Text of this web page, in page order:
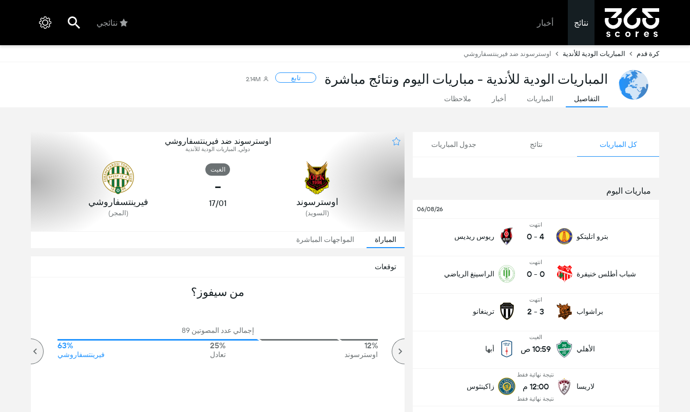
نتائج أخبار نتائجي
كرة قدم المباريات الودية للأندية اوسترسوند ضد فيرينتسفاروشي
المباريات الودية للأندية - مباريات اليوم ونتائج مباشرة تابع 2.14M
التفاصيل المباريات أخبار ملاحظات
كل المباريات نتائج جدول المباريات
مباريات اليوم
06/08/26
بترو اتليتكو
انتهت
4
-
0 ريوس ريديس
شباب أطلس خنيفرة
انتهت
0
-
0 الراسينغ الرياضي
براشواب
انتهت
3
-
2 ترينغانو
الأهلي
الغيت
10:59 ص أبها
لاريسا
نتيجة نهائية فقط
12:00 م
نتيجة نهائية فقط
زاكينثوس
اوسترسوند ضد فيرينتسفاروشي
دولي, المباريات الودية للأندية
اوسترسوند
(السويد)
الغيت
-
17/01 فيرينتسفاروشي
(المجر)
المباراة المواجهات المباشرة
توقعات
من سيفوز؟
إجمالي عدد المصوتين 89
12%
اوسترسوند
25%
تعادل
63%
فيرينتسفاروشي